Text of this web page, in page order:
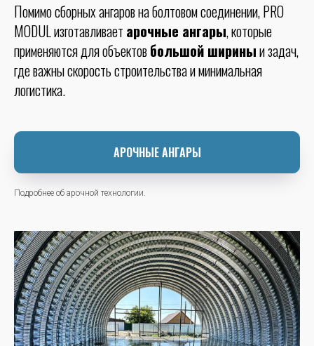
Помимо сборных ангаров на болтовом соединении, PRO
MODUL изготавливает арочные ангары, которые
применяются для объектовбольшой шириныи задач,
где важны скорость строительства и минимальная
логистика.
АРОЧНЫЕ АНГАРЫ
Подробнее об арочной технологии.